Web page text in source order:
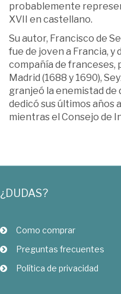
probablemente
XVII en castellano.
Su autor, Francisco de
fue de joven a Francia, y
compañía de franceses,
Madrid (1688 y 1690),
granjeó la enemistad de
dedicó sus últimos años
mientras el Consejo de
¿DUDAS?
Como comprar
Preguntas frecuentes
Política de privacidad